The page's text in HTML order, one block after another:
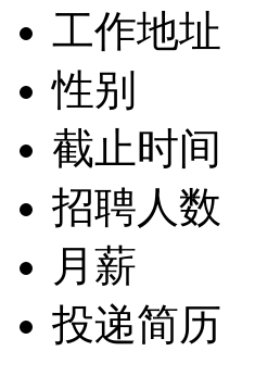
工作地址
性别
截止时间
招聘人数
月薪
投递简历